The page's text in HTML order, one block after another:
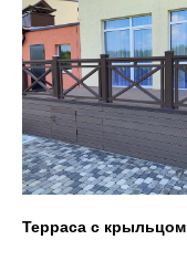
Терраса с крыльцом